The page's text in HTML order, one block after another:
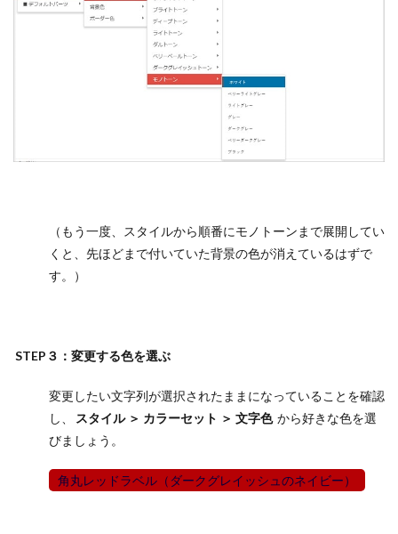
（もう一度、スタイルから順番にモノトーンまで展開してい
くと、先ほどまで付いていた背景の色が消えているはずで
す。）
STEP３：変更する色を選ぶ
変更したい文字列が選択されたままになっていることを確認
し、
スタイル ＞ カラーセット ＞ 文字色 から好きな色を選
びましょう。
角丸レッドラベル（ダークグレイッシュのネイビー）